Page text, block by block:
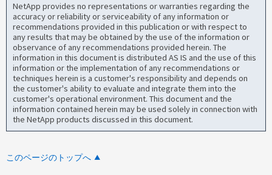
NetApp provides no representations or warranties regarding the
accuracy or reliability or serviceability of any information or
recommendations provided in this publication or with respect to
any results that may be obtained by the use of the information or
observance of any recommendations provided herein. The
information in this document is distributed AS IS and the use of this
information or the implementation of any recommendations or
techniques herein is a customer's responsibility and depends on
the customer's ability to evaluate and integrate them into the
customer's operational environment. This document and the
information contained herein may be used solely in connection with
the NetApp products discussed in this document.
このページのトップへ